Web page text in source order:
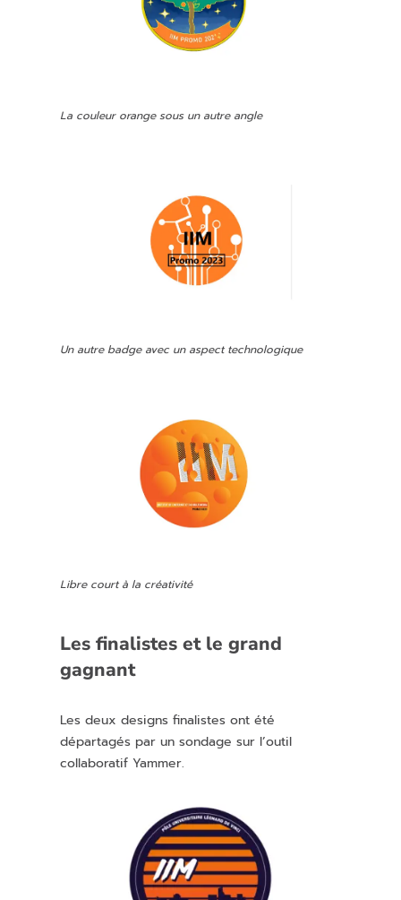
La couleur orange sous un autre angle
Un autre badge avec un aspect technologique
Libre court à la créativité
Les finalistes et le grand
gagnant
Les deux designs finalistes ont été
départagés par un sondage sur l’outil
collaboratif Yammer.